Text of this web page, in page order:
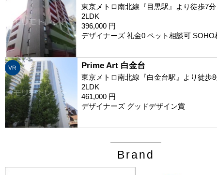
東京メトロ南北線『目黒駅』より徒歩7分
2LDK
396,000 円
デザイナーズ 礼金0 ペット相談可 SOHO
VR Prime Art 白金台
東京メトロ南北線『白金台駅』より徒歩
2LDK
461,000 円
デザイナーズ グッドデザイン賞
Brand